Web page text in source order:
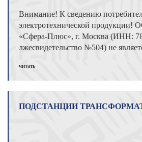
Внимание! К сведению
электротехнической продукции!
«Сфера-Плюс», г. Москва (ИНН:
лжесвидетельство №504) не
читать
ПОДСТАНЦИИ